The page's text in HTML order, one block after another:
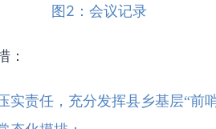
图2：会议记录
：
实责任，充分发挥县乡基层“前